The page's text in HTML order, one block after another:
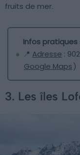
fruits de mer.
Infos pratiques
📍 Adresse :
Google Maps)
3. Les îles